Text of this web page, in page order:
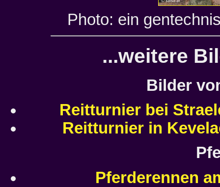
Photo: ein
...weitere
Bilder
Reitturnier bei
Reitturnier in
Pferderennen